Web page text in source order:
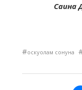
Саина
#оскуолам сонуна